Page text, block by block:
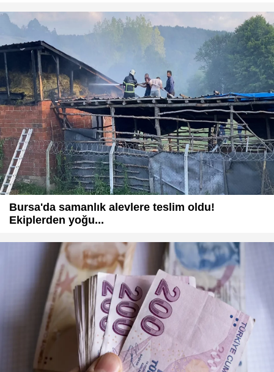
Bursa'da samanlık alevlere teslim oldu!
Ekiplerden yoğu...